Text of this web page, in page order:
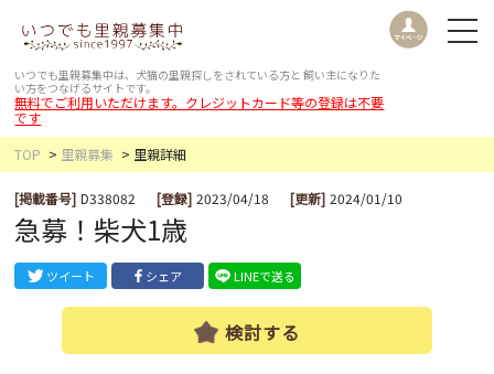
いつでも里親募集中は、犬猫の里親探しをされている方と 飼い主になりた
い方をつなげるサイトです。
無料でご利用いただけます。クレジットカード等の登録は不要
です
TOP
里親募集 里親詳細
[掲載番号] D338082 [登録] 2023/04/18 [更新] 2024/01/10
急募！柴犬1歳
ツイート シェア LINEで送る
検討する